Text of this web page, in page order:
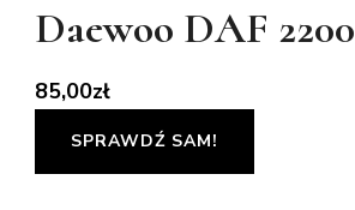
Daewoo DAF 2200
85,00zł
SPRAWDŹ SAM!